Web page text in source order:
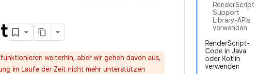
RenderScript
Support
Library-APIs
verwenden
RenderScript-
Code in Java
oder Kotlin
verwenden
weiterhin, aber wir gehen davon aus,
im Laufe der Zeit nicht mehr unterstützen